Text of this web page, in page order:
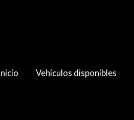
Vehículos disponibles
130CV